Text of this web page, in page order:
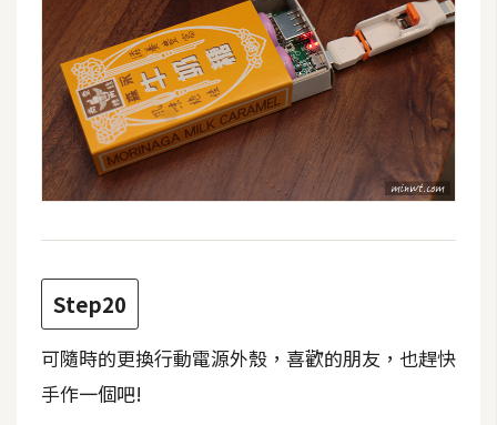
Step20
可隨時的更換行動電源外殼，喜歡的朋友，也趕快
手作一個吧!